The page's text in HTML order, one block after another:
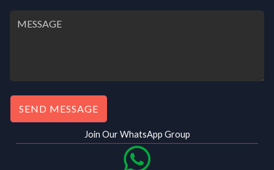
SEND MESSAGE
Join Our WhatsApp Group